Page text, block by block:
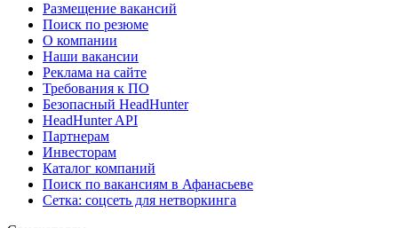
Размещение вакансий
Поиск по резюме
О компании
Наши вакансии
Реклама на сайте
Требования к ПО
Безопасный HeadHunter
HeadHunter API
Партнерам
Инвесторам
Каталог компаний
Поиск по вакансиям в Афанасьеве
Сетка: соцсеть для нетворкинга